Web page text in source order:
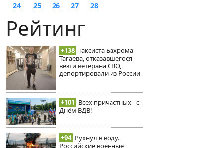
24
25 26 27 28
Рейтинг
+138 Таксиста Бахрома
Тагаева, отказавшегося
везти ветерана СВО,
депортировали из России
+101 Всех причастных - с
Днём ВДВ!
+94 Рухнул в воду.
Российские военные